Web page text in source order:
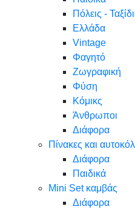
Πόλεις -
Ελλάδα
Vintage
Φαγητό
Ζωγραφική
Φύση
Κόμικς
Άνθρωποι
Διάφορα
Πίνακες και
Διάφορα
Παιδικά
Mini Set καμβάς
Διάφορα